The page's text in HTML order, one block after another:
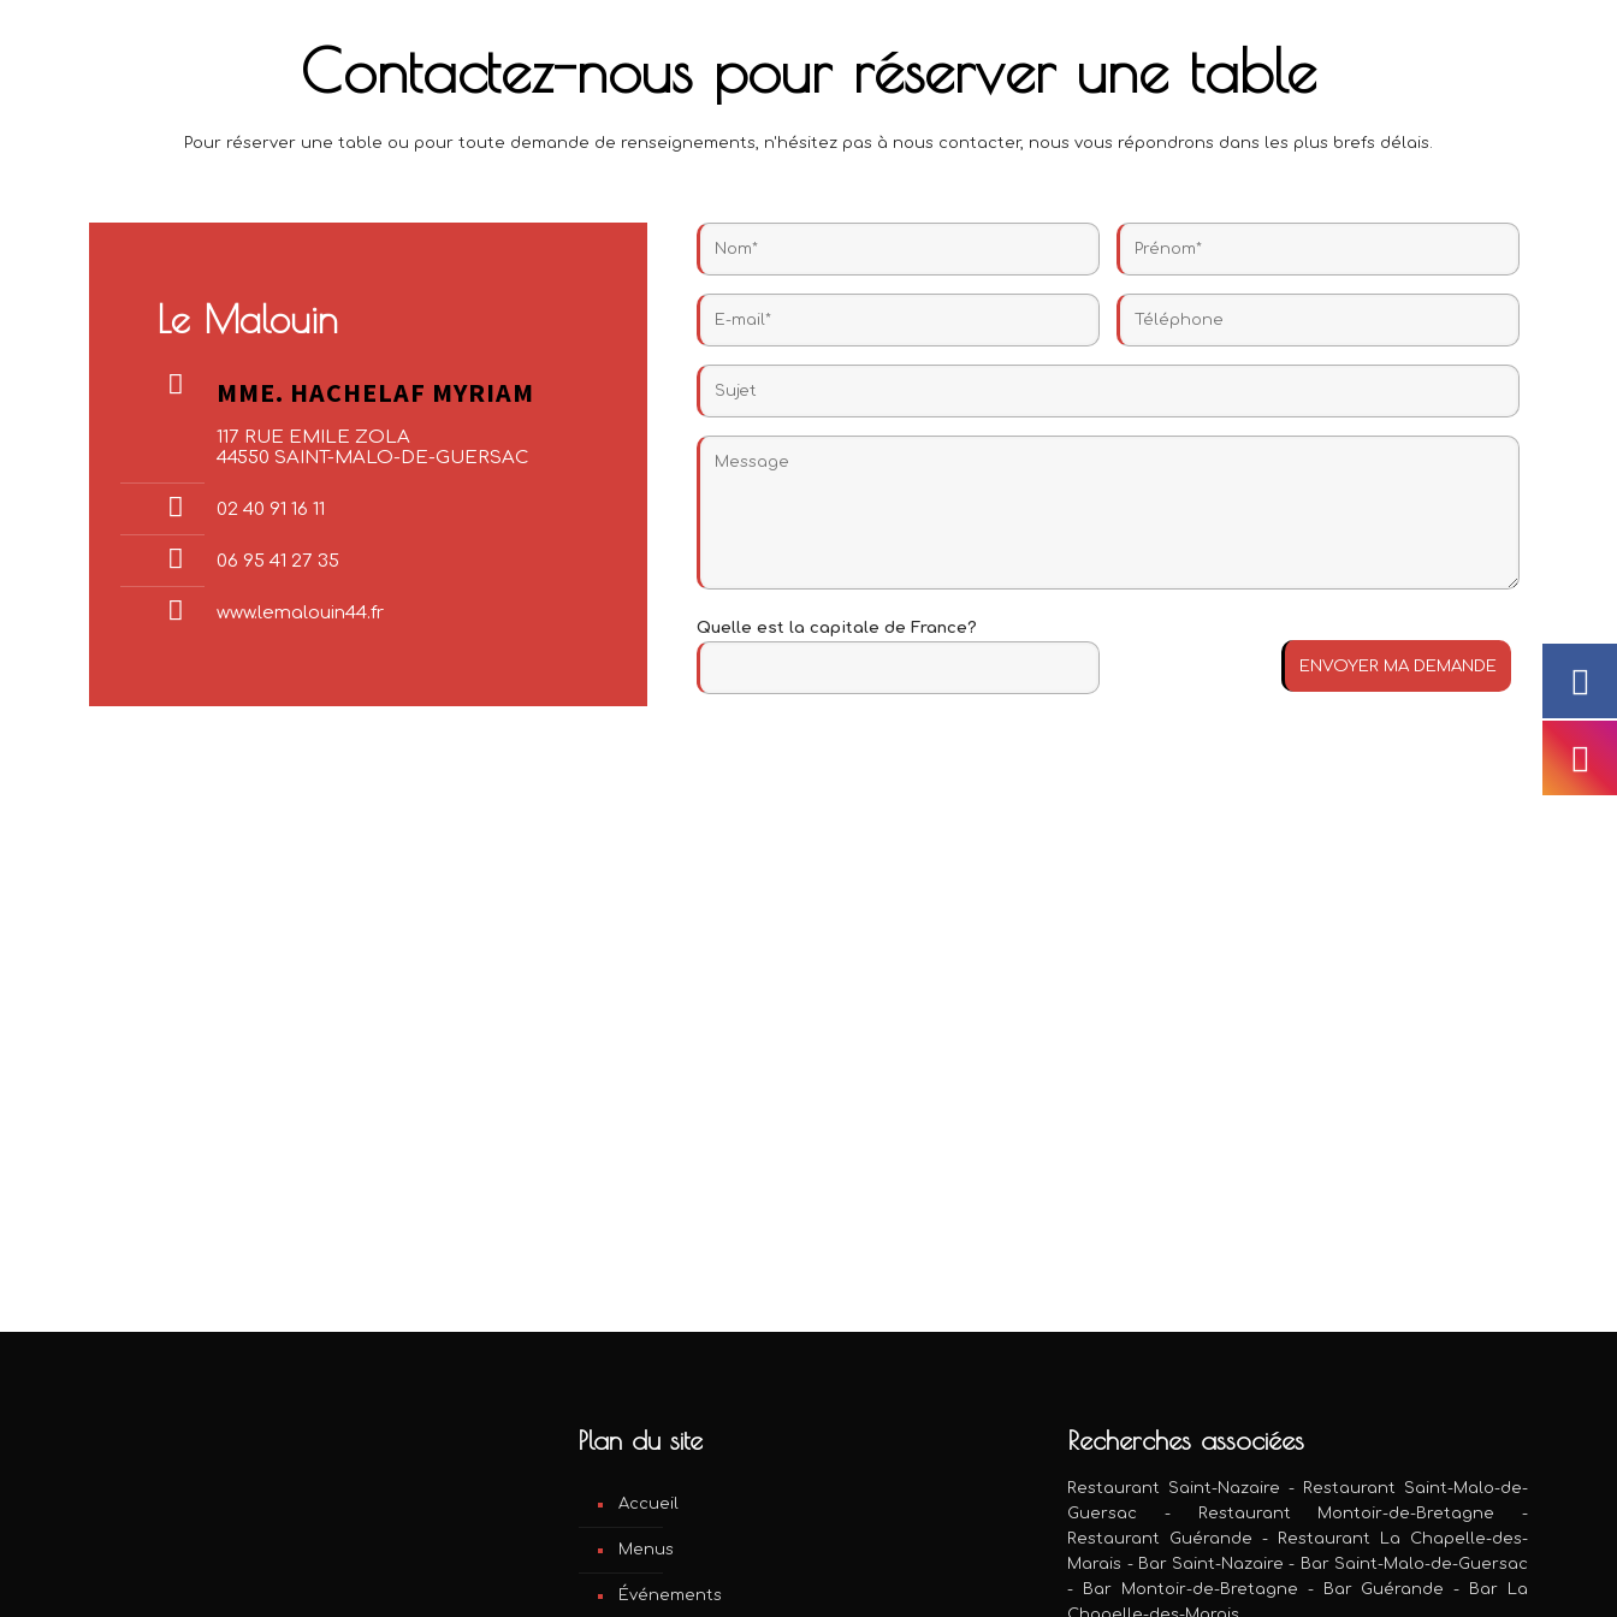
Contactez-nous pour réserver une table
Pour réserver une table ou pour toute demande de renseignements, n'hésitez pas à nous contacter, nous vous répondrons dans les plus brefs délais.
Le Malouin
MME. HACHELAF MYRIAM
117 RUE EMILE ZOLA
44550 SAINT-MALO-DE-GUERSAC
02 40 91 16 11
06 95 41 27 35
www.lemalouin44.fr
Quelle est la capitale de France?
Plan du site
Accueil
Menus
Événements
Recherches associées
Restaurant Saint-Nazaire - Restaurant Saint-Malo-de-
Guersac
- Restaurant Montoir-de-Bretagne -
Restaurant Guérande - Restaurant La Chapelle-des-
Marais - Bar Saint-Nazaire - Bar Saint-Malo-de-Guersac
-
Bar Montoir-de-Bretagne - Bar Guérande -
Bar La